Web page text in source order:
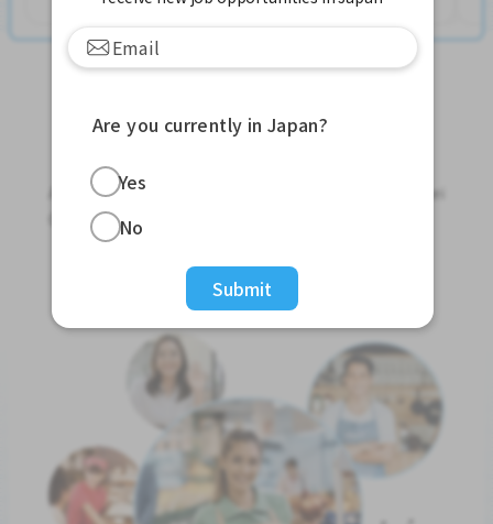
Apply for Part-Time Jobs, Full-Time Jobs and Tokutei
Ginou Jobs!
Get Started
Are you currently in Japan?
Yes
No
Submit